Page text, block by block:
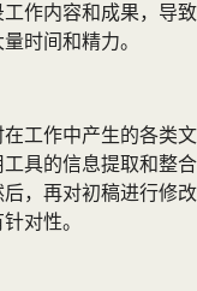
作内容和成果，导致
时间和精力。
工作中产生的各类文
具的信息提取和整合
，再对初稿进行修改
对性。